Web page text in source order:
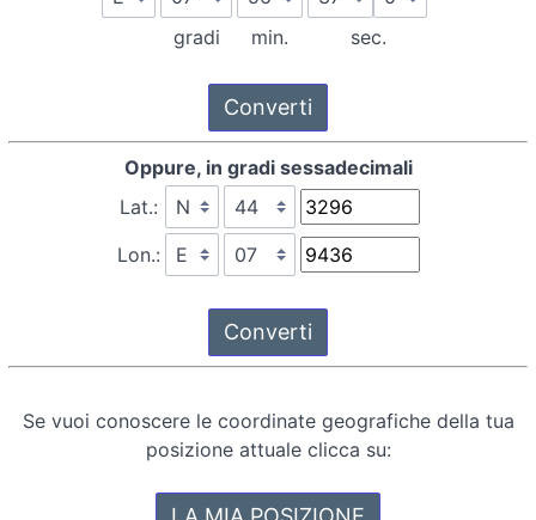
gradi min. sec.
Oppure, in gradi sessadecimali
Lat.:
Lon.:
Se vuoi conoscere le coordinate geografiche della tua
posizione attuale clicca su: